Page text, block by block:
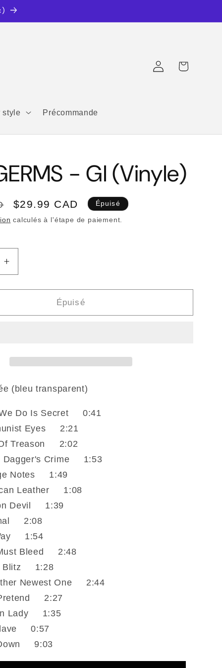
style Précommande
ConnexionPanier
- GI (Vinyle)
Prix
promotionnel
$29.99 CAD Épuisé
calculés à l'étape de paiement.
Augmenter
la
quantité
THE
Épuisé
(bleu transparent)
Do Is Secret 0:41
Eyes 2:21
Treason 2:02
Crime 1:53
Notes 1:49
Leather 1:08
Devil 1:39
2:08
1:54
Bleed 2:48
Blitz 1:28
Newest One 2:44
2:27
Lady 1:35
0:57
9:03